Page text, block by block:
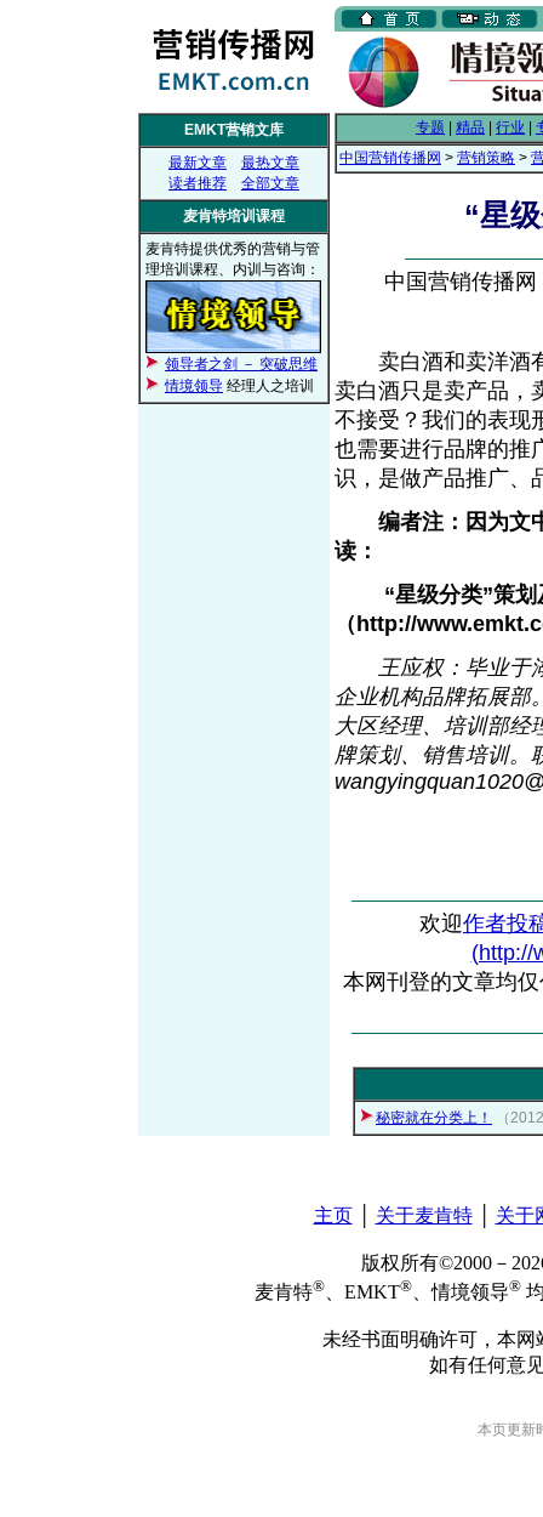
EMKT营销文库
最新文章
最热文章
读者推荐
全部文章
麦肯特培训课程
麦肯特提供优秀的营销与管
理培训课程、内训与咨询：
领导者之剑 － 突破思维
情境领导 经理人之培训
专题 精品 行业
中国营销传播网 > 营销策略 >
“星
中国营销传播
卖白酒和卖洋酒有
卖白酒只是卖产品，
不接受？我们的表现
也需要进行品牌的推
识，是做产品推广、
编者注：因为文
读：
“星级分类”策划
（http://www.emkt
王应权：毕业于
企业机构品牌拓展部
大区经理、培训部经
牌策划、销售培训。
欢迎作者投
(http://
本网刊登的文章均
秘密就在分类上！ （
主页│ 关于麦肯特│ 关于
版权所有©2000－
麦肯特® 、EMKT® 、情境领导®
未经书面明确许可，本
如有任何意
本页更新